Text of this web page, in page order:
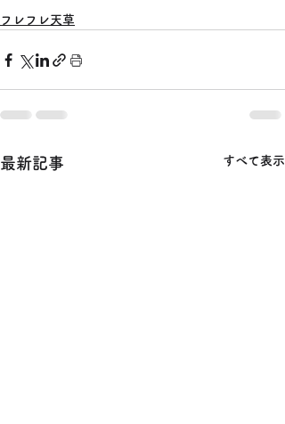
フレフレ天草
最新記事 すべて表示